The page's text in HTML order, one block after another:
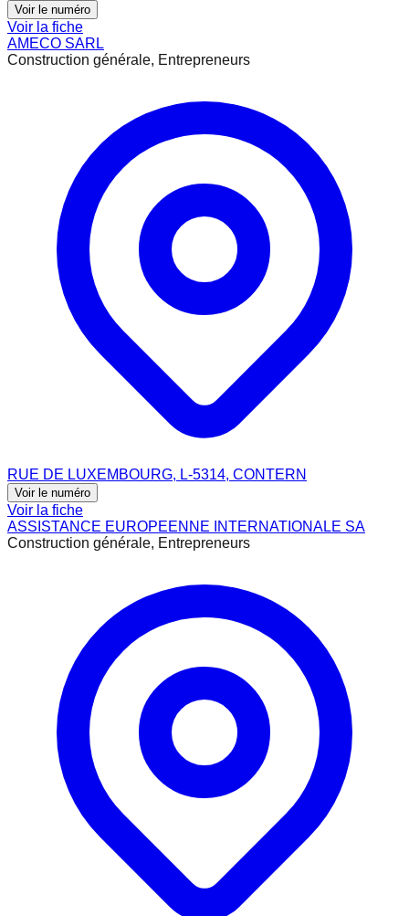
Voir le numéro
Voir la fiche
AMECO SARL
Construction générale, Entrepreneurs
RUE DE LUXEMBOURG, L-5314, CONTERN
Voir le numéro
Voir la fiche
ASSISTANCE EUROPEENNE INTERNATIONALE SA
Construction générale, Entrepreneurs